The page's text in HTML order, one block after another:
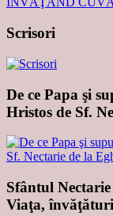
Scrisori
De ce Papa şi
Hristos de Sf.
Sfântul
Viaţa,